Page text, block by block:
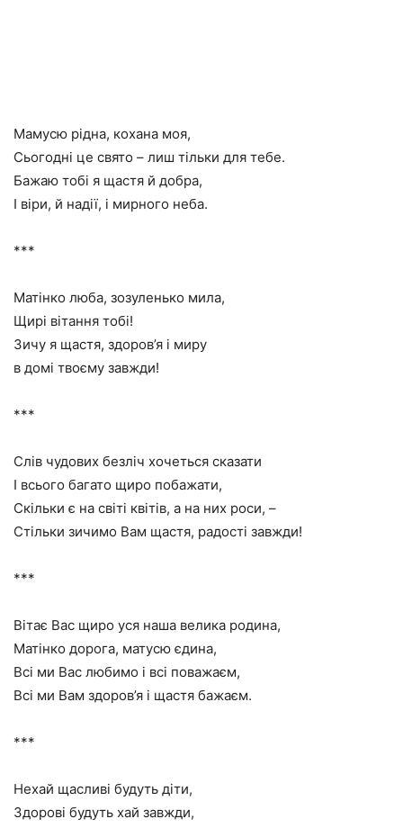
Мамусю рідна, кохана моя,
Сьогодні це свято – лиш тільки для тебе.
Бажаю тобі я щастя й добра,
І віри, й надії, і мирного неба.
***
Матінко люба, зозуленько мила,
Щирі вітання тобі!
Зичу я щастя, здоров’я і миру
в домі твоєму завжди!
***
Слів чудових безліч хочеться сказати
І всього багато щиро побажати,
Скільки є на світі квітів, а на них роси, –
Стільки зичимо Вам щастя, радості завжди!
***
Вітає Вас щиро уся наша велика родина,
Матінко дорога, матусю єдина,
Всі ми Вас любимо і всі поважаєм,
Всі ми Вам здоров’я і щастя бажаєм.
***
Нехай щасливі будуть діти,
Здорові будуть хай завжди,